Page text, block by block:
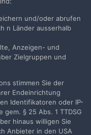
Folgen
und/oder abrufen
n Länder ausserhalb
Anzeigen- und
Zielgruppen und
stimmen Sie der
Endeinrichtung
Identifikatoren oder IP-
§ 25 Abs. 1 TTDSG
hinaus willigen Sie
Anbieter in den USA